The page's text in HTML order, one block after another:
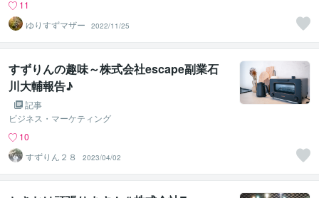
11
ゆりすずマザー
2022/11/25
すずりんの趣味～株式会社escape副業石
川大輔報告♪
記事
ビジネス・マーケティング
10
すずりん２８
2023/04/02